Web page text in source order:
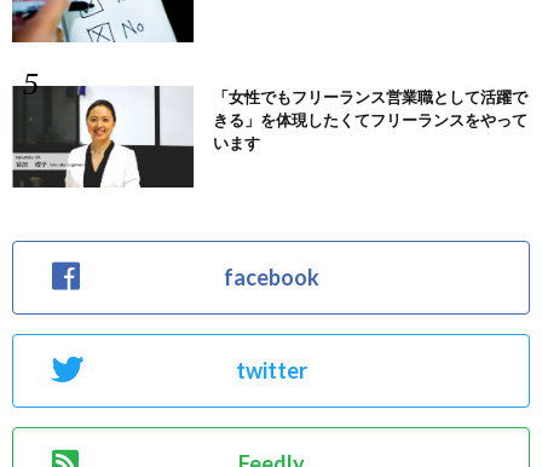
「女性でもフリーランス営業職として活躍で
きる」を体現したくてフリーランスをやって
います
facebook
twitter